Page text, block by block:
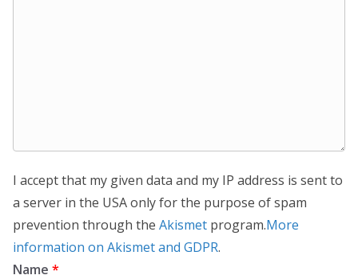
I accept that my given data and my IP address is sent to
a server in the USA only for the purpose of spam
prevention through the Akismet program.More
information on Akismet and GDPR.
Name *